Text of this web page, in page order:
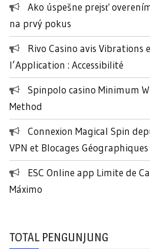
t
k
:
Ako úspešne prejsť
na prvý pokus
Rivo Casino avis Vibrations
l’Application : Accessibilité
Spinpolo casino Minimum
Method
Connexion Magical Spin
VPN et Blocages Géographiques
ESC Online app Limite de
Máximo
TOTAL PENGUNJUNG